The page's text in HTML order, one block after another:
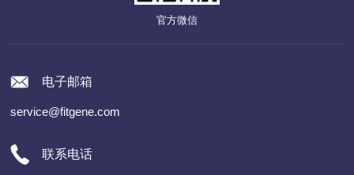
官方微信
电子邮箱
service@fitgene.com
联系电话